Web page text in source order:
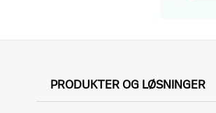
PRODUKTER OG LØSNINGER